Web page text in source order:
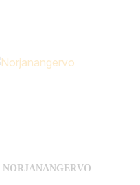
NORJANANGERVO